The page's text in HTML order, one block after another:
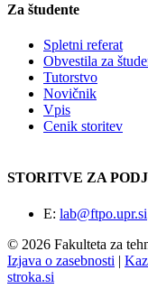
Za študente
Spletni referat
Obvestila za
Tutorstvo
Novičnik
Vpis
Cenik storitev
STORITVE ZA
E: lab@ftpo.upr.si
© 2026 Fakulteta za
Izjava o zasebnosti |
stroka.si